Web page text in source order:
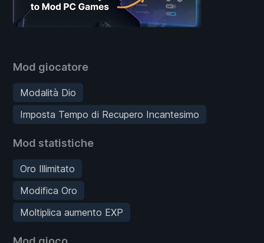
Mod giocatore
Modalità Dio
Imposta Tempo di Recupero Incantesimo
Mod statistiche
Oro Illimitato
Modifica Oro
Moltiplica aumento EXP